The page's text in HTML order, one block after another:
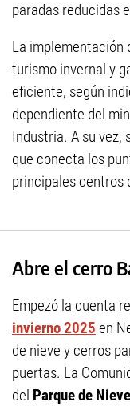
paradas reducidas
La implementación
turismo invernal y
eficiente, según
dependiente del
Industria. A su vez,
que conecta los
principales centros
Abre el cerro
Empezó la cuenta
invierno 2025 en
de nieve y cerros
puertas. La
del Parque de